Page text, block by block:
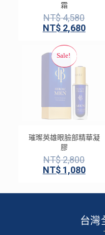
霜
NT$4,580
NT$2,680
璀璨英雄眼臉部精華凝
膠
NT$2,800
NT$1,080
台灣